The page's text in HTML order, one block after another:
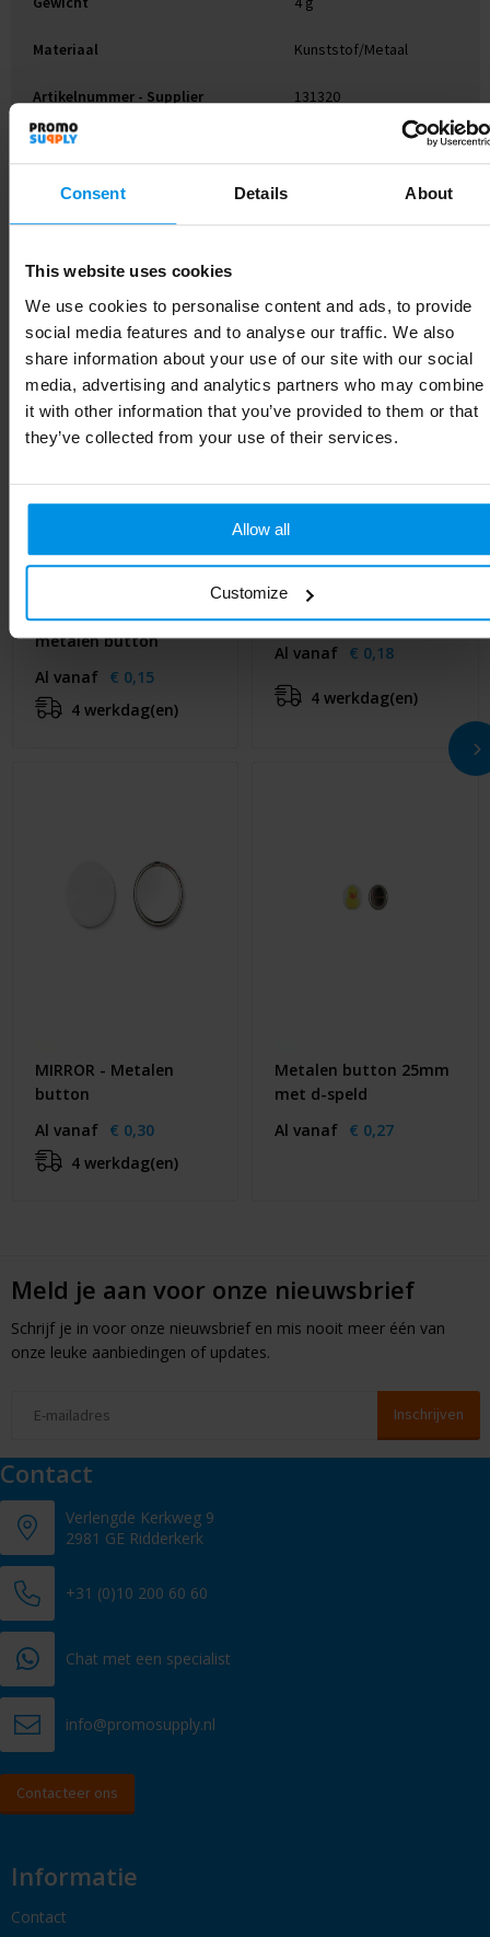
Consent Details About
This website uses cookies
We use cookies to personalise content and ads, to provide
social media features and to analyse our traffic. We also
share information about your use of our site with our social
media, advertising and analytics partners who may combine
it with other information that you’ve provided to them or that
they’ve collected from your use of their services.
Allow all
Customize
Materiaal Kunststof/Metaal
Artikelnummer - Supplier 131320
Kleur
Gerelateerde producten
SMALL PIN - Klein
metalen button
Al vanaf € 0,15
4 werkdag(en)
PIN - Metalen button
Al vanaf € 0,18
4 werkdag(en)
MIRROR - Metalen
button
Al vanaf € 0,30
4 werkdag(en)
Metalen button 25mm
met d-speld
Al vanaf € 0,27
Meld je aan voor onze nieuwsbrief
Schrijf je in voor onze nieuwsbrief en mis nooit meer één van
onze leuke aanbiedingen of updates.
Contact
Verlengde Kerkweg 9
2981 GE Ridderkerk
+31 (0)10 200 60 60
Chat met een specialist
info@promosupply.nl
Contacteer ons
Informatie
Contact